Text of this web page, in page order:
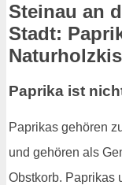
Steinau an
Stadt:
Paprika ist
Paprikas gehören
und gehören als
Obstkorb. Paprikas